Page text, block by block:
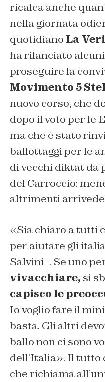
ricalca anche
nella giornata
quotidiano La
ha rilanciato
proseguire la
Movimento 5
nuovo corso, che
dopo il voto per le
ma che è stato
ballottaggi per le
di vecchi diktat da
del Carroccio:
altrimenti
«Sia chiaro a tutti
per aiutare gli
Salvini -. Se uno
vivacchiare, si
capisco le
Io voglio fare il
basta. Gli altri
ballo non ci sono
dell’Italia». Il tutto
che richiama